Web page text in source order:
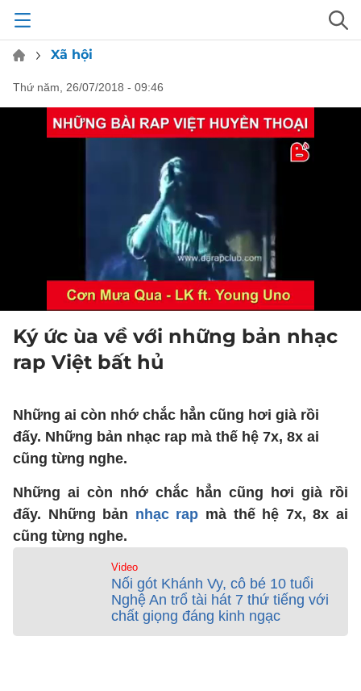
Xã hội
thứ năm, 26/07/2018 - 09:46
Ký ức ùa về với những bản nhạc
rap Việt bất hủ
Những ai còn nhớ chắc hẳn cũng hơi già rồi
đấy. Những bản nhạc rap mà thế hệ 7x, 8x ai
cũng từng nghe.
Những ai còn nhớ chắc hẳn cũng hơi già rồi
đấy. Những bản nhạc rap mà thế hệ 7x, 8x ai
cũng từng nghe.
Video
Nối gót Khánh Vy, cô bé 10 tuổi
Nghệ An trổ tài hát 7 thứ tiếng với
chất giọng đáng kinh ngạc